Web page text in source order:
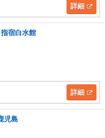
詳細
宿白水館
詳細
児島